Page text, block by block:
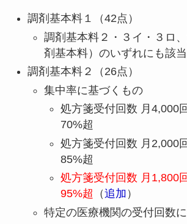
調剤基本料１（42点）
調剤基本料２・３イ・３ロ
剤基本料）のいずれにも該
調剤基本料２（26点）
集中率に基づくもの
処方箋受付回数 月4,000
70%超
処方箋受付回数 月2,000
85%超
処方箋受付回数 月1,800
95%超 （追加 ）
特定の医療機関の受付回数